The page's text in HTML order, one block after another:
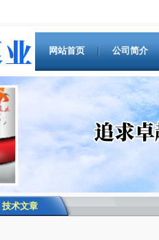
网站首页 公司简介
技术文章